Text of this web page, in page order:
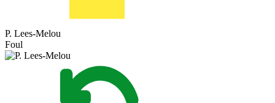
P. Lees-Melou
Foul